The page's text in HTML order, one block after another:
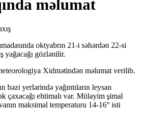
məlumat
oktyabrın 21-i səhərdən 22-si
yağacağı gözlənilir.
Xidmətindən məlumat verilib.
bəzi yerlərində yağıntıların leysan
çaxacağı ehtimalı var. Mülayim şimal
maksimal temperaturu 14-16° isti